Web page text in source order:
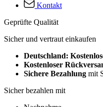
Kontakt
Geprüfte Qualität
Sicher und vertraut einkaufen
Deutschland:
Kostenloser
Sichere Bezahlung mit
Sicher bezahlen mit